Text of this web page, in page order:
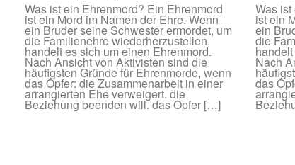
Was ist ein Ehrenmord? Ein Ehrenmord
ist ein Mord im Namen der Ehre. Wenn
ein Bruder seine Schwester ermordet, um
die Familienehre wiederherzustellen,
handelt es sich um einen Ehrenmord.
Nach Ansicht von Aktivisten sind die
häufigsten Gründe für Ehrenmorde, wenn
das Opfer: die Zusammenarbeit in einer
arrangierten Ehe verweigert. die
Beziehung beenden will. das Opfer […]
Was
ist ein
ein
die
Nach
das